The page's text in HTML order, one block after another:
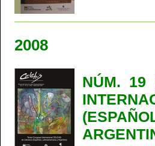
2008
NÚM. 19